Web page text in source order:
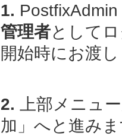
1. PostfixAdmin
管理者として
開始時にお渡
2. 上部メニュ
加」へと進み